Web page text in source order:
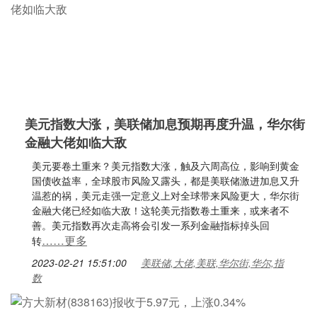
美元指数大涨，美联储加息预期再度升温，华尔街
金融大佬如临大敌
美元要卷土重来？美元指数大涨，触及六周高位，影响到黄金
国债收益率，全球股市风险又露头，都是美联储激进加息又升
温惹的祸，美元走强一定意义上对全球带来风险更大，华尔街
金融大佬已经如临大敌！这轮美元指数卷土重来，或来者不
善。美元指数再次走高将会引发一系列金融指标掉头回
转……更多
2023-02-21 15:51:00
美联储,大佬,美联,华尔街,华尔,指
数